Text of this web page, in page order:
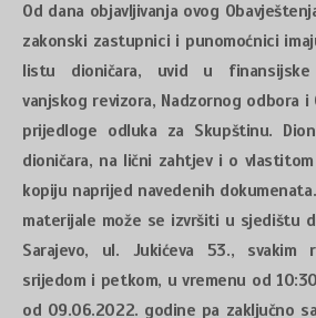
Od dana objavljivanja ovog
zakonski zastupnici i punomoćnici
listu dioničara, uvid u finansijske
vanjskog revizora, Nadzornog odbora
prijedloge odluka za Skupštinu.
dioničara, na lični zahtjev i o
kopiju naprijed navedenih
materijale može se izvršiti u sjedištu
Sarajevo, ul. Jukićeva 53., svakim
srijedom i petkom, u vremenu od
od 09.06.2022. godine pa zaključno